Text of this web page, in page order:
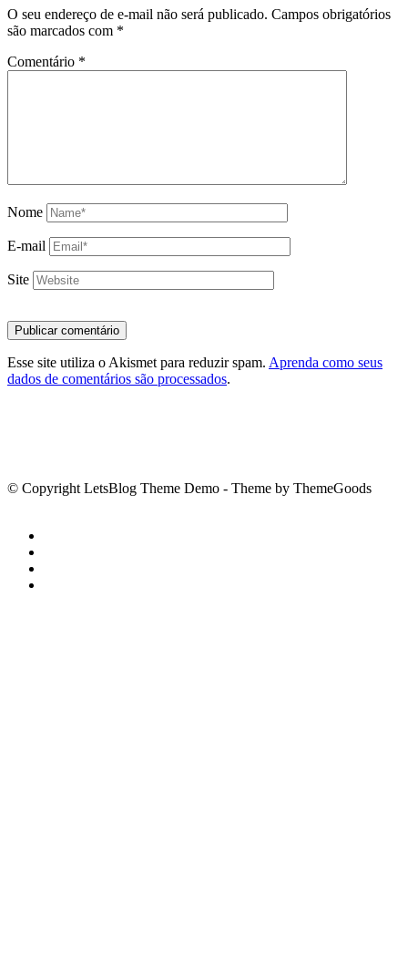
O seu endereço de e-mail não será publicado. Campos obrigatórios
são marcados com *
Comentário *
Nome
E-mail
Site
Esse site utiliza o Akismet para reduzir spam. Aprenda como seus
dados de comentários são processados.
© Copyright LetsBlog Theme Demo - Theme by ThemeGoods